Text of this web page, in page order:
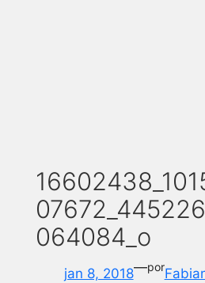
064084_o
jan 8, 2018—por